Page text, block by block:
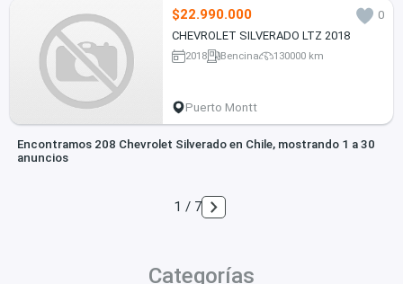
$22.990.000
0
CHEVROLET SILVERADO LTZ 2018
2018 Bencina 130000 km
Puerto Montt
Encontramos 208 Chevrolet Silverado en Chile, mostrando 1 a 30
anuncios
1 / 7
Categorías